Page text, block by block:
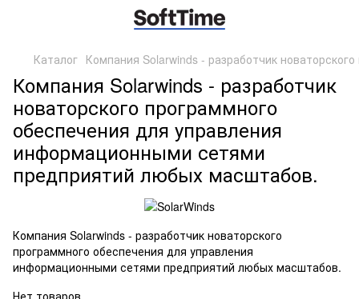
Каталог Компания Solarwinds - разработчик
Компания Solarwinds - разработчик
новаторского программного
обеспечения для управления
информационными сетями
предприятий любых масштабов.
Компания Solarwinds - разработчик новаторского
программного обеспечения для управления
информационными сетями предприятий любых масштабов.